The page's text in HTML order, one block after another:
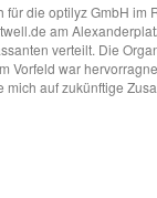
für die optilyz GmbH im
am
verteilt. Die
Vorfeld war
mich auf zukünftige